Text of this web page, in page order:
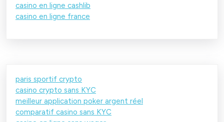
casino en ligne cashlib
casino en ligne france
paris sportif crypto
casino crypto sans KYC
meilleur application poker argent réel
comparatif casino sans KYC